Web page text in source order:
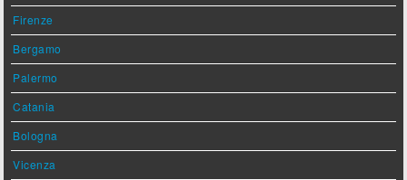
Firenze
Bergamo
Palermo
Catania
Bologna
Vicenza